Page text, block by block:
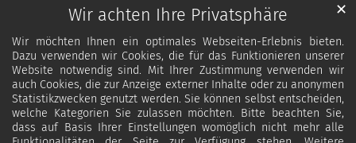
Wir achten Ihre Privatsphäre
Wir möchten Ihnen ein optimales Webseiten-Erlebnis bieten.
Dazu verwenden wir Cookies, die für das Funktionieren unserer
Website notwendig sind. Mit Ihrer Zustimmung verwenden wir
auch Cookies, die zur Anzeige externer Inhalte oder zu anonymen
Statistikzwecken genutzt werden. Sie können selbst entscheiden,
welche Kategorien Sie zulassen möchten. Bitte beachten Sie,
dass auf Basis Ihrer Einstellungen womöglich nicht mehr alle
✕